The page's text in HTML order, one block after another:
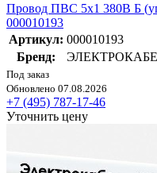
Провод ПВС 5х1 380В Б
000010193
Артикул: 000010193
Бренд:
Под заказ
Обновлено 07.08.2026
+7 (495) 787-17-46
Уточнить цену